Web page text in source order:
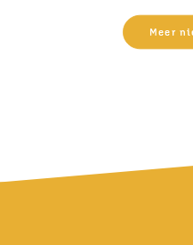
Meer